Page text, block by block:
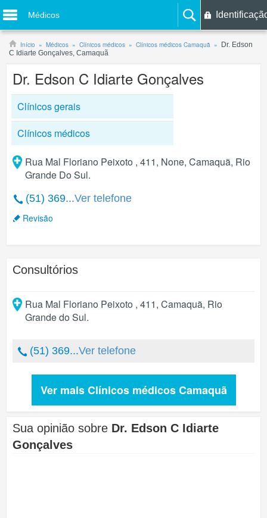
Médicos
Início Médicos Clínicos médicos Clínicos médicos Camaquã
Dr. Edson
C Idiarte Gonçalves, Camaquã
Dr. Edson C Idiarte Gonçalves
Clínicos gerais
Clínicos médicos
Rua Mal Floriano Peixoto , 411, None, Camaquã, Rio
Grande Do Sul.
(51) 369...Ver telefone
Revisão
Consultórios
Rua Mal Floriano Peixoto , 411, Camaquã, Rio
Grande do Sul.
(51) 369...Ver telefone
Ver mais Clínicos médicos Camaquã
Sua opinião sobre Dr. Edson C Idiarte
Gonçalves